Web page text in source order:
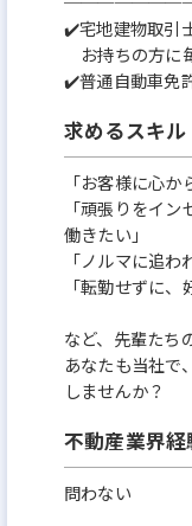
✔️宅地建物取引
お持ちの方に
✔️普通自動車免
求めるスキル
「お客様に心
「頑張りをイ
働きたい」
「ノルマに追わ
「転勤せずに
など、先輩たち
あなたも当社で
しませんか？
不動産業界経
問わない